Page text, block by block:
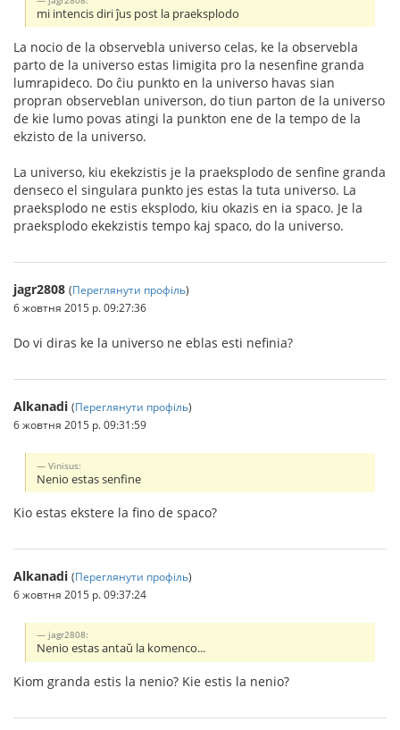
mi intencis diri ĵus post la praeksplodo
La nocio de la observebla universo celas, ke la observebla
parto de la universo estas limigita pro la nesenfine granda
lumrapideco. Do ĉiu punkto en la universo havas sian
propran observeblan universon, do tiun parton de la universo
de kie lumo povas atingi la punkton ene de la tempo de la
ekzisto de la universo.
La universo, kiu ekekzistis je la praeksplodo de senfine granda
denseco el singulara punkto jes estas la tuta universo. La
praeksplodo ne estis eksplodo, kiu okazis en ia spaco. Je la
praeksplodo ekekzistis tempo kaj spaco, do la universo.
jagr2808 (Переглянути профіль)
6 жовтня 2015 р. 09:27:36
Do vi diras ke la universo ne eblas esti nefinia?
Alkanadi (Переглянути профіль)
6 жовтня 2015 р. 09:31:59
Vinisus:
Nenio estas senfine
Kio estas ekstere la fino de spaco?
Alkanadi (Переглянути профіль)
6 жовтня 2015 р. 09:37:24
jagr2808:
Nenio estas antaŭ la komenco...
Kiom granda estis la nenio? Kie estis la nenio?